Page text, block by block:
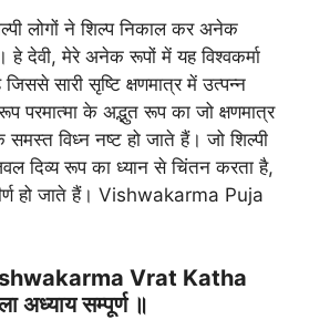
लोगों ने शिल्प निकाल कर अनेक
देवी, मेरे अनेक रूपों में यह विश्वकर्मा
सारी सृष्टि क्षणमात्र में उत्पन्न
परमात्मा के अद्भुत रूप का जो क्षणमात्र
विध्न नष्ट हो जाते हैं। जो शिल्पी
दिव्य रूप का ध्यान से चिंतन करता है,
हो जाते हैं। Vishwakarma Puja
Vrat Katha
अध्याय सम्पूर्ण ॥